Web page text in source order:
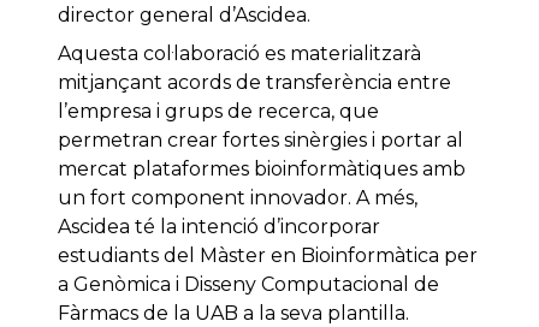
director general d’Ascidea.
Aquesta col·laboració es materialitzarà
mitjançant acords de transferència entre
l’empresa i grups de recerca, que
permetran crear fortes sinèrgies i portar al
mercat plataformes bioinformàtiques amb
un fort component innovador. A més,
Ascidea té la intenció d’incorporar
estudiants del Màster en Bioinformàtica per
a Genòmica i Disseny Computacional de
Fàrmacs de la UAB a la seva plantilla.